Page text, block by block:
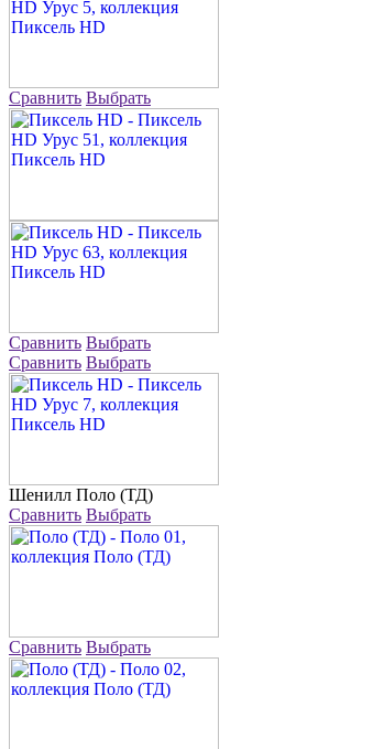
Сравнить Выбрать
Сравнить Выбрать
Сравнить Выбрать
Шенилл Поло (ТД)
Сравнить Выбрать
Сравнить Выбрать